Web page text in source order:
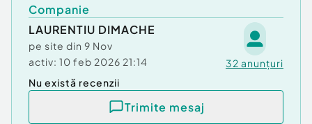
Companie
LAURENTIU DIMACHE
pe site din 9 Nov
activ: 10 feb 2026 21:14 32 anunțuri
Nu există recenzii
Trimite mesaj